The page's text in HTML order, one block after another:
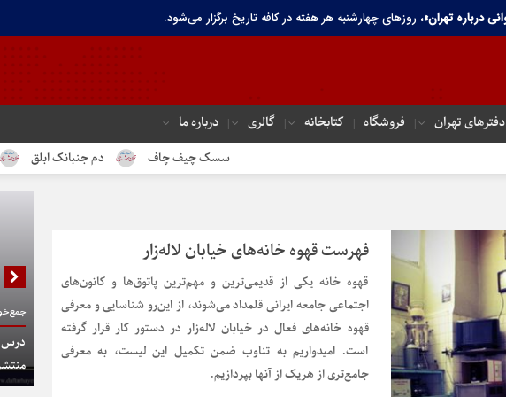
درباره تهران»، روزهای چهارشنبه هر هفته در کافه تاریخ برگزار می‌شود.
دفترهای تهران‌ فروشگاه کتابخانه گالری درباره ما
سسک چیف چاف دم جنبانک ابلق
فهرست قهوه‌ خانه‌های خیابان لاله‌زار
قهوه‌ خانه یکی از قدیمی‌ترین و مهم‌ترین پاتوق‌ها و کانون‌های
اجتماعی جامعه ایرانی قلمداد می‌شوند، از این‌رو شناسایی و معرفی
قهوه‌ خانه‌های فعال در خیابان لاله‌زار در دستور کار قرار گرفته
است. امیدواریم به تناوب ضمن تکمیل این لیست، به معرفی
جامع‌تری از هریک از آنها بپردازیم.
درس